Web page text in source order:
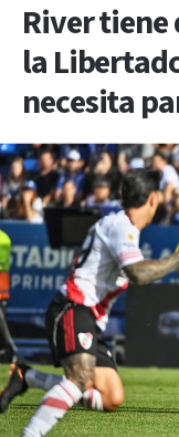
River tiene
la
necesita